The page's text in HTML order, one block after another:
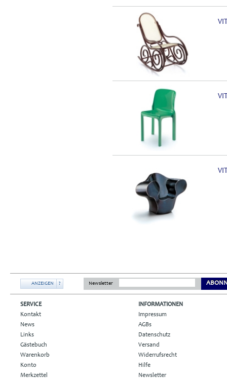
ANZEIGEN ? Newsletter
SERVICE
Kontakt
News
Links
Gästebuch
Warenkorb
Konto
Merkzettel
INFORMATIONEN
Impressum
AGBs
Datenschutz
Versand
Widerrufsrecht
Hilfe
Newsletter